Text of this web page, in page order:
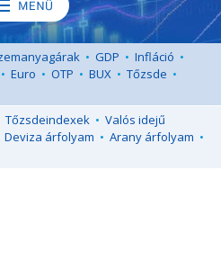
• GDP • Infláció •
• Euro • OTP • BUX • Tőzsde •
Tőzsdeindexek • Valós idejű
Deviza árfolyam • Arany árfolyam •